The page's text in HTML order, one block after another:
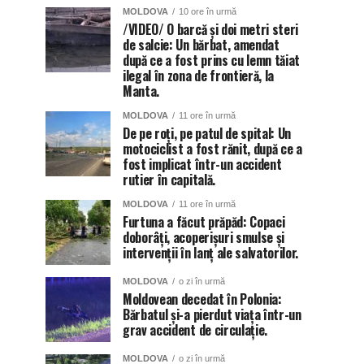
MOLDOVA 10 ore în urmă
/VIDEO/ O barcă și doi metri steri
de salcie: Un bărbat, amendat
după ce a fost prins cu lemn tăiat
ilegal în zona de frontieră, la
Manta.
MOLDOVA 11 ore în urmă
De pe roți, pe patul de spital: Un
motociclist a fost rănit, după ce a
fost implicat într-un accident
rutier în capitală.
MOLDOVA 11 ore în urmă
Furtuna a făcut prăpăd: Copaci
doborâți, acoperișuri smulse și
intervenții în lanț ale salvatorilor.
MOLDOVA o zi în urmă
Moldovean decedat în Polonia:
Bărbatul și-a pierdut viața într-un
grav accident de circulație.
MOLDOVA o zi în urmă